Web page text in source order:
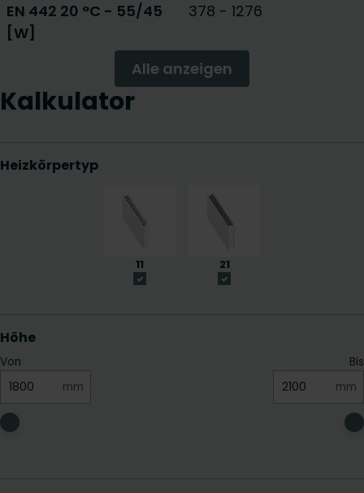
EN 442 20 °C - 55/45
[W]
378 - 1276
Alle anzeigen
Kalkulator